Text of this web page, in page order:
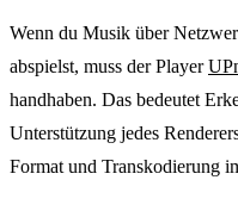
Wenn du Musik über
abspielst, muss der Player
handhaben. Das bedeutet
Unterstützung jedes
Format und Transkodierung